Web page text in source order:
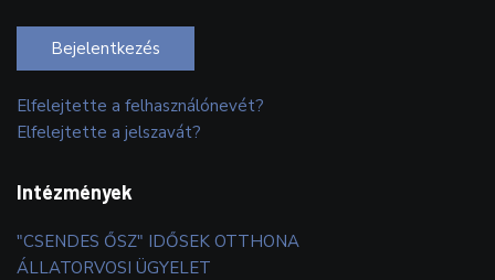
Bejelentkezés
Elfelejtette a felhasználónevét?
Elfelejtette a jelszavát?
Intézmények
"CSENDES ŐSZ" IDŐSEK OTTHONA
ÁLLATORVOSI ÜGYELET